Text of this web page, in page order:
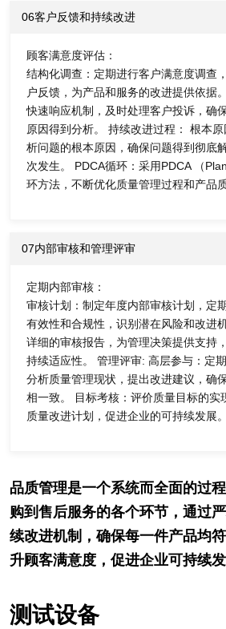
06客户反馈和持续改进
顾客满意度评估：
结构化调查：定期进行客户满意度调查
户反馈，为产品和服务的改进提供依据
快速响应机制，及时处理客户投诉，确
原因得到分析。 持续改进过程： 根本
析问题的根本原因，确保问题得到彻底
次发生。 PDCA循环：采用PDCA （
环方法，不断优化质量管理过程和产品质
07内部审核和管理评审
定期内部审核：
审核计划：制定年度内部审核计划，定
有效性和合规性，识别潜在风险和改进
详细的审核报告，为管理决策提供支持
持续适应性。 管理评审: 高层参与：定
分析质量管理现状，提出改进建议，确
相一致。 目标考核：评价质量目标的实
质量改进计划，促进企业的可持续发展。
品质管理是一个系统而全面的过
购到售后服务的各个环节，通过
续改进机制，确保每一件产品均
升顾客满意度，促进企业可持续发
测试设备